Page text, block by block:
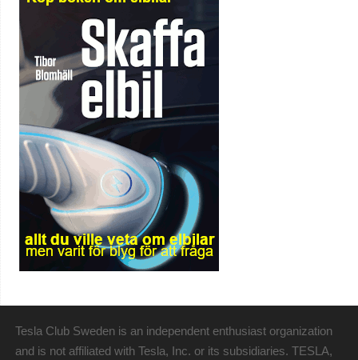
Tesla Club Sweden is an independent enthusiast organization
and is not affiliated with Tesla, Inc. or its subsidiaries. TESLA,